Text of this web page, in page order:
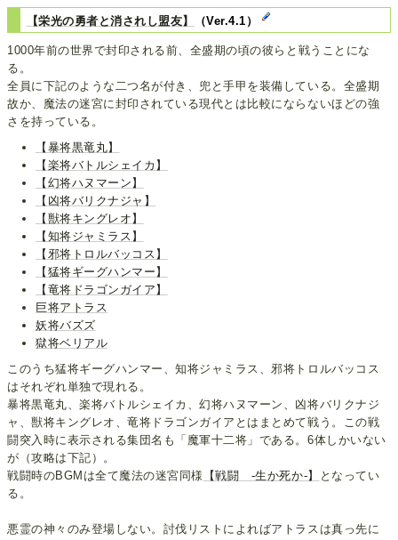
【栄光の勇者と消されし盟友】 （Ver.4.1）
1000年前の世界で封印される前、全盛期の頃の彼らと戦うことにな
る。
全員に下記のような二つ名が付き、兜と手甲を装備している。全盛期
故か、魔法の迷宮に封印されている現代とは比較にならないほどの強
さを持っている。
【暴将黒竜丸】
【楽将バトルシェイカ】
【幻将ハヌマーン】
【凶将バリクナジャ】
【獣将キングレオ】
【知将ジャミラス】
【邪将トロルバッコス】
【猛将ギーグハンマー】
【竜将ドラゴンガイア】
巨将アトラス
妖将バズズ
獄将ベリアル
このうち猛将ギーグハンマー、知将ジャミラス、邪将トロルバッコス
はそれぞれ単独で現れる。
暴将黒竜丸、楽将バトルシェイカ、幻将ハヌマーン、凶将バリクナジ
ャ、獣将キングレオ、竜将ドラゴンガイアとはまとめて戦う。この戦
闘突入時に表示される集団名も「魔軍十二将」である。6体しかいない
が（攻略は下記）。
戦闘時のBGMは全て魔法の迷宮同様
【戦闘 -生か死か-】
となってい
る。
悪霊の神々のみ登場しない。討伐リストによればアトラスは真っ先に